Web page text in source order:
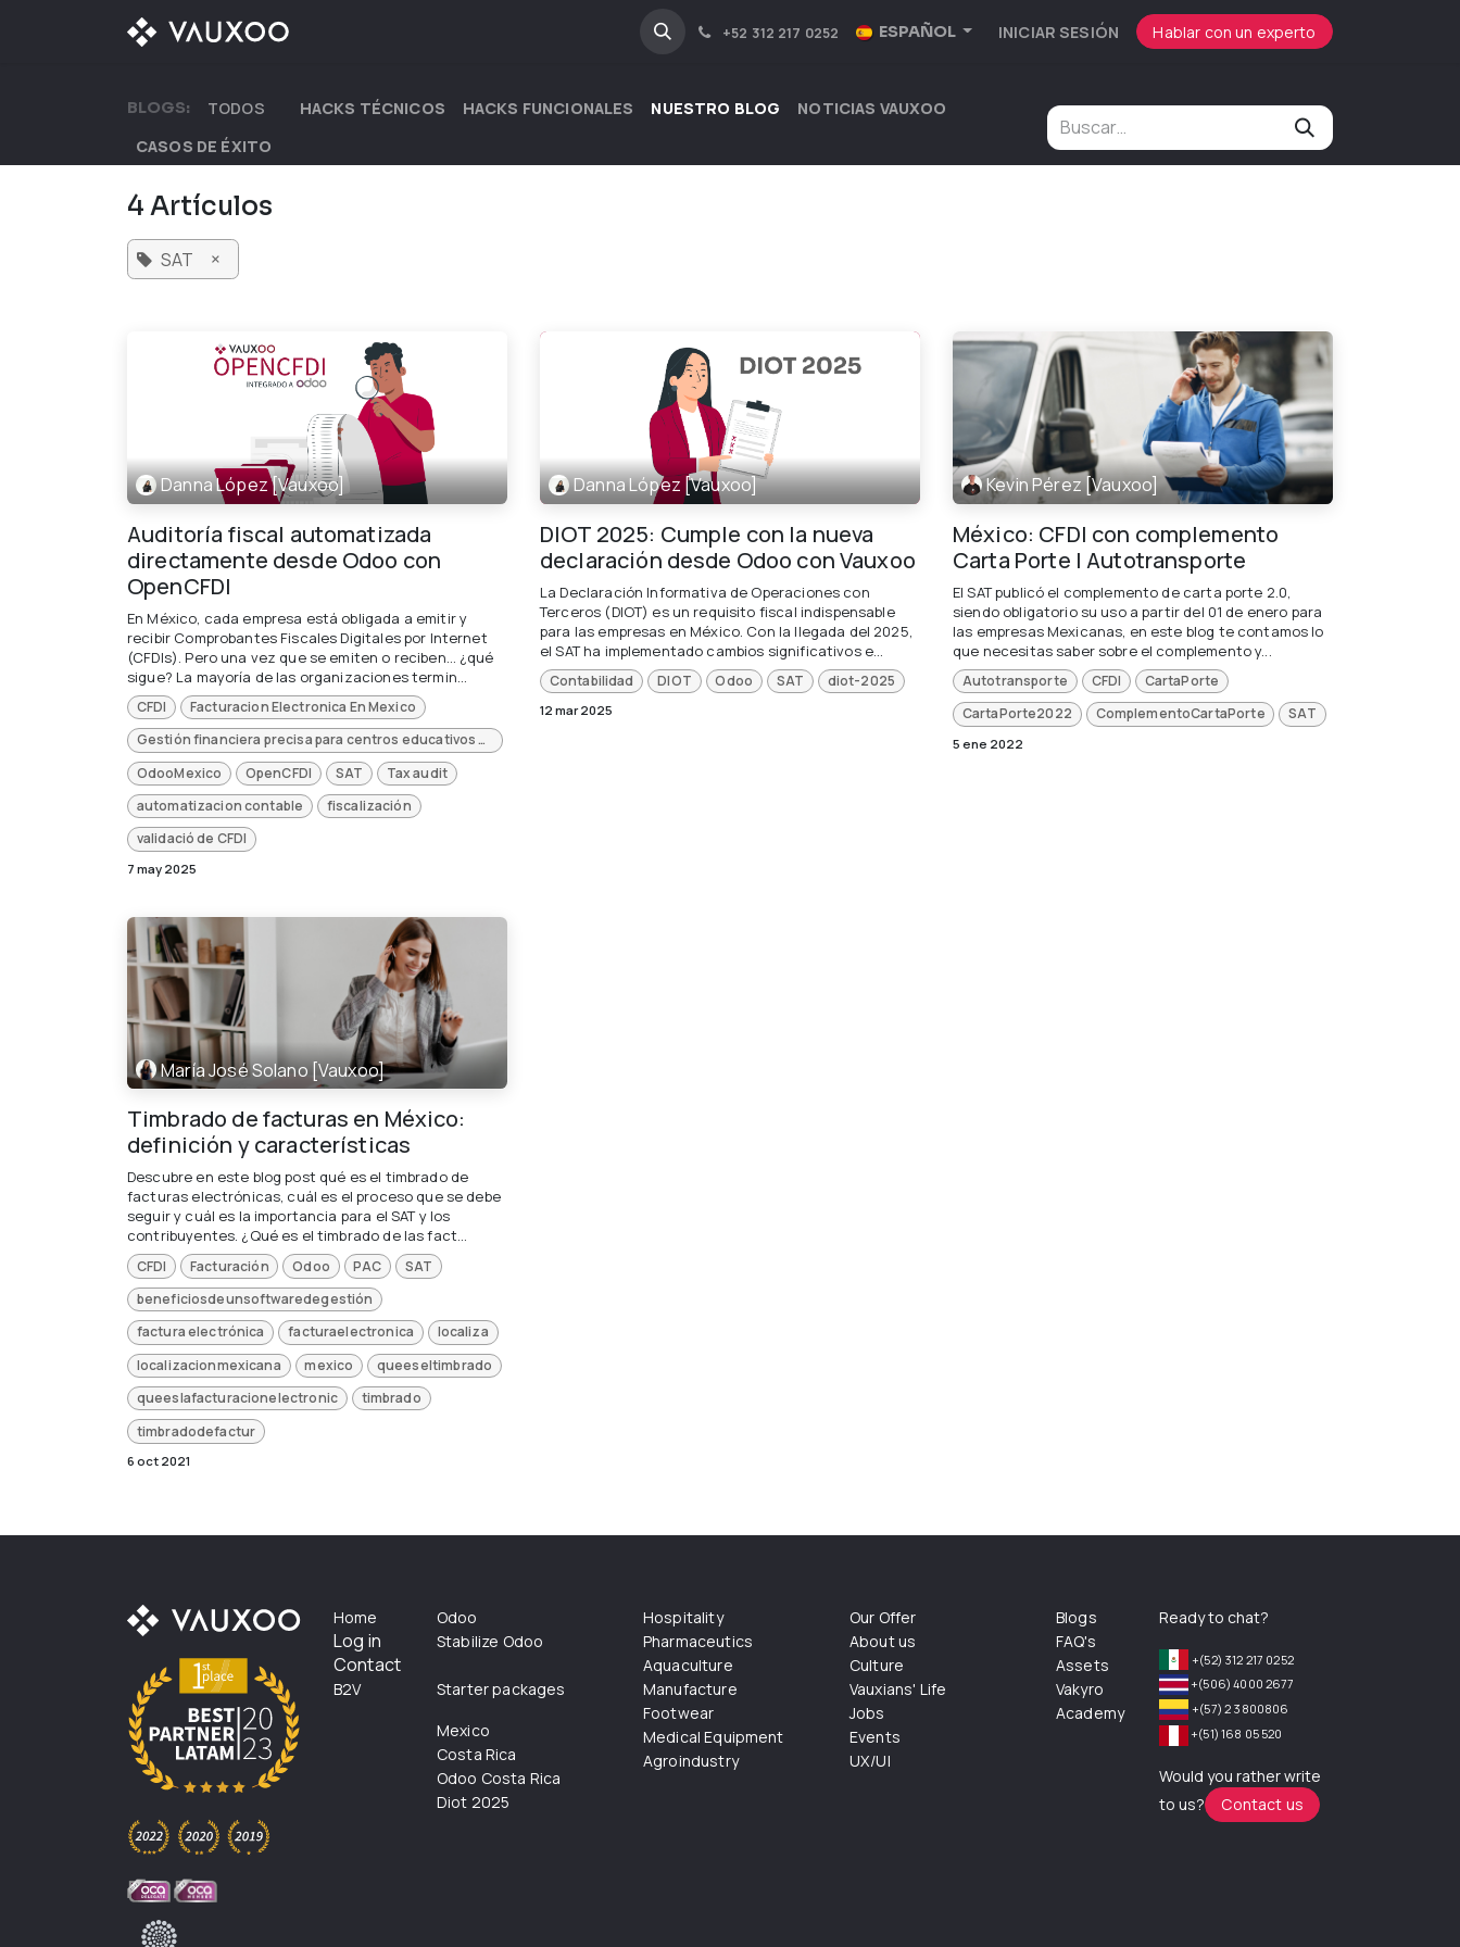
INDUSTRIAS +52 312 217 0252 ESPAÑOL INICIAR SESIÓN Hablar con un experto
BLOGS: TODOS HACKS TÉCNICOS HACKS FUNCIONALES NUESTRO BLOG
NOTICIAS VAUXOO
CASOS DE ÉXITO
4 Artículos
SAT ×
Danna López [Vauxoo]
Auditoría fiscal automatizada
directamente desde Odoo con
OpenCFDI
En México, cada empresa está obligada a emitir y
recibir Comprobantes Fiscales Digitales por Internet
(CFDIs). Pero una vez que se emiten o reciben… ¿qué
sigue? La mayoría de las organizaciones termin...
CFDI
Facturacion Electronica En Mexico
Gestión financiera precisa para centros educativos con Odoo ERP
OdooMexico
OpenCFDI SAT
Tax audit
automatizacion contable
fiscalización
validació de CFDI
7 may 2025
Danna López [Vauxoo]
DIOT 2025: Cumple con la nueva
declaración desde Odoo con Vauxoo
La Declaración Informativa de Operaciones con
Terceros (DIOT) es un requisito fiscal indispensable
para las empresas en México. Con la llegada del 2025,
el SAT ha implementado cambios significativos e...
Contabilidad DIOT Odoo SAT diot-2025
12 mar 2025
Kevin Pérez [Vauxoo]
México: CFDI con complemento
Carta Porte | Autotransporte
El SAT publicó el complemento de carta porte 2.0,
siendo obligatorio su uso a partir del 01 de enero para
las empresas Mexicanas, en este blog te contamos lo
que necesitas saber sobre el complemento y...
Autotransporte CFDI
CartaPorte
CartaPorte2022
ComplementoCartaPorte SAT
5 ene 2022
María José Solano [Vauxoo]
Timbrado de facturas en México:
definición y características
Descubre en este blog post qué es el timbrado de
facturas electrónicas, cuál es el proceso que se debe
seguir y cuál es la importancia para el SAT y los
contribuyentes. ¿Qué es el timbrado de las fact...
CFDI Facturación Odoo PAC
SAT
beneficiosdeunsoftwaredegestión
factura electrónica
facturaelectronica
localiza
localizacionmexicana
mexico
queeseltimbrado
queeslafacturacionelectronic
timbrado
timbradodefactur
6 oct 2021
Home
Log in
Contact
B2V
Odoo
Stabilize Odoo
Starter packages
Mexico
Costa Rica
Odoo Costa Rica
Diot 2025
Hospitality
Pharmaceutics
Aquaculture
Manufacture
Footwear
Medical Equipment
Agroindustry
Our Offer
About us
Culture
Vauxians' Life
Jobs
Events
UX/UI
Blogs
FAQ's
Assets
Vakyro
Academy
Ready to chat?
+(52) 312 217 0252
+(506) 4000 2677
+(57) 2 3800806
+(51) 168 05 520
Would you rather write
to us?
Contact us